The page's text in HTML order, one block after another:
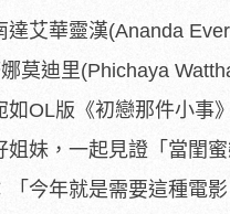
艾華靈漢(Ananda
莫迪里(Phichaya
OL版《初戀那件小事》
妹，一起見證「 當閨
今年就是需要這種電